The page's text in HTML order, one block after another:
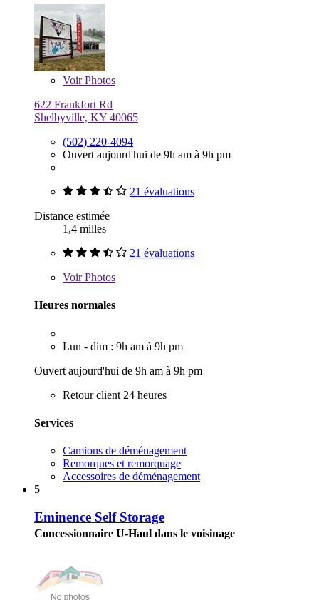
VoirPhotos
622 Frankfort Rd
Shelbyville, KY 40065
(502) 220-4094
Ouvert aujourd'hui de 9h am à 9h pm
21 évaluations
Distance estimée
1,4 milles
21 évaluations
VoirPhotos
Heures normales
Lun - dim : 9h am à 9h pm
Ouvert aujourd'hui de 9h am à 9h pm
Retour client 24 heures
Services
Camions de déménagement
Remorques et remorquage
Accessoires de déménagement
5
Eminence Self Storage
Concessionnaire U-Haul dans le voisinage